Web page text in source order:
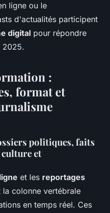
ligne ou le
d'actualités participent
digital pour répondre
2025.
:
format et
politiques, faits
culture et
et les reportages
la colonne vertébrale
en temps réel. Ces